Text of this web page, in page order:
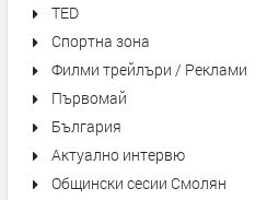
TED
Спортна зона
Филми трейлъри / Реклами
Първомай
България
Актуално интервю
Общински сесии Смолян